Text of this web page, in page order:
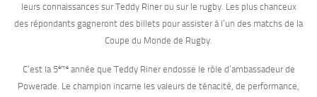
leurs connaissances sur Teddy Riner ou sur le rugby. Les plus chanceux
des répondants gagneront des billets pour assister à l’un des matchs de la
Coupe du Monde de Rugby.
C’est la 5èmeannée que Teddy Riner endosse le rôle d’ambassadeur de
Powerade. Le champion incarne les valeurs de ténacité, de performance,